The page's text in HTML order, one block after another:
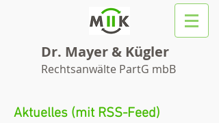
Dr. Mayer & Kügler
Rechtsanwälte PartG mbB
Aktuelles (mit RSS-Feed)